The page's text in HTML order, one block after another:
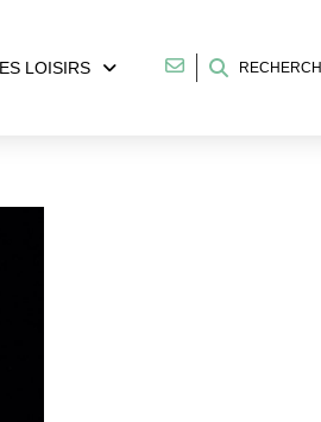
LOISIRS